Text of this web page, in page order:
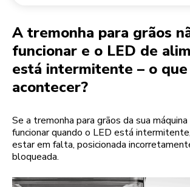
A tremonha para grãos
funcionar e o LED de
está intermitente – o
acontecer?
Se a tremonha para grãos da sua
funcionar quando o LED está
estar em falta, posicionada
bloqueada.